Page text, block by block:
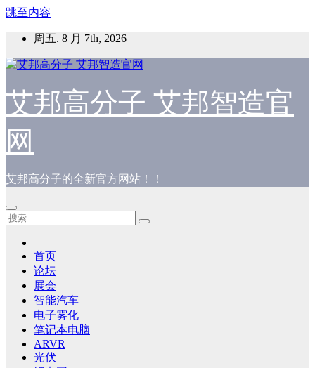
跳至内容
周五. 8 月 7th, 2026
艾邦高分子 艾邦智造官
网
艾邦高分子的全新官方网站！！
首页
论坛
展会
智能汽车
电子雾化
笔记本电脑
ARVR
光伏